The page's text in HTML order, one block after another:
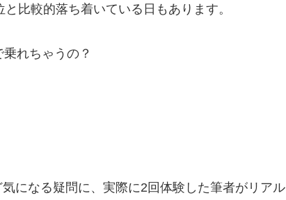
比較的落ち着いている日もあります。
れちゃうの？
になる疑問に、実際に2回体験した筆者がリアル